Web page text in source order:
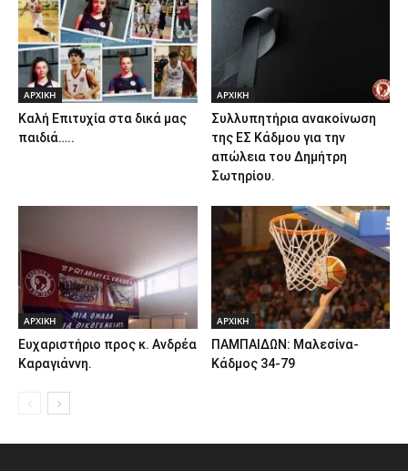
ΑΡΧΙΚΗ
Καλή Επιτυχία στα δικά μας
παιδιά…..
ΑΡΧΙΚΗ
Συλλυπητήρια ανακοίνωση
της ΕΣ Κάδμου για την
απώλεια του Δημήτρη
Σωτηρίου.
ΑΡΧΙΚΗ
Ευχαριστήριο προς κ. Ανδρέα
Καραγιάννη.
ΑΡΧΙΚΗ
ΠΑΜΠΑΙΔΩΝ: Μαλεσίνα-
Κάδμος 34-79